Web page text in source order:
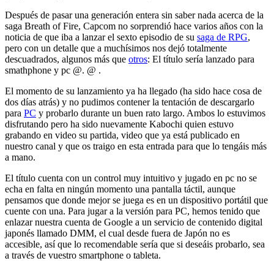
Después de pasar una generación entera sin saber nada acerca de la
saga Breath of Fire, Capcom no sorprendió hace varios años con la
noticia de que iba a lanzar el sexto episodio de su saga de RPG,
pero con un detalle que a muchísimos nos dejó totalmente
descuadrados, algunos más que otros: El título sería lanzado para
smathphone y pc @. @ .
El momento de su lanzamiento ya ha llegado (ha sido hace cosa de
dos días atrás) y no pudimos contener la tentación de descargarlo
para PC y probarlo durante un buen rato largo. Ambos lo estuvimos
disfrutando pero ha sido nuevamente Kabochi quien estuvo
grabando en video su partida, video que ya está publicado en
nuestro canal y que os traigo en esta entrada para que lo tengáis más
a mano.
El título cuenta con un control muy intuitivo y jugado en pc no se
echa en falta en ningún momento una pantalla táctil, aunque
pensamos que donde mejor se juega es en un dispositivo portátil que
cuente con una. Para jugar a la versión para PC, hemos tenido que
enlazar nuestra cuenta de Google a un servicio de contenido digital
japonés llamado DMM, el cual desde fuera de Japón no es
accesible, así que lo recomendable sería que si deseáis probarlo, sea
a través de vuestro smartphone o tableta.